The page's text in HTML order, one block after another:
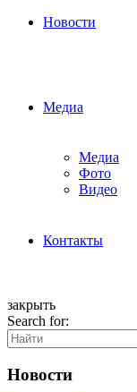
Новости
Медиа
Медиа
Фото
Видео
Контакты
закрыть
Search for:
Новости